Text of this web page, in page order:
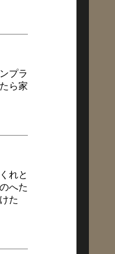
プラ
ら家
れと
へた
た